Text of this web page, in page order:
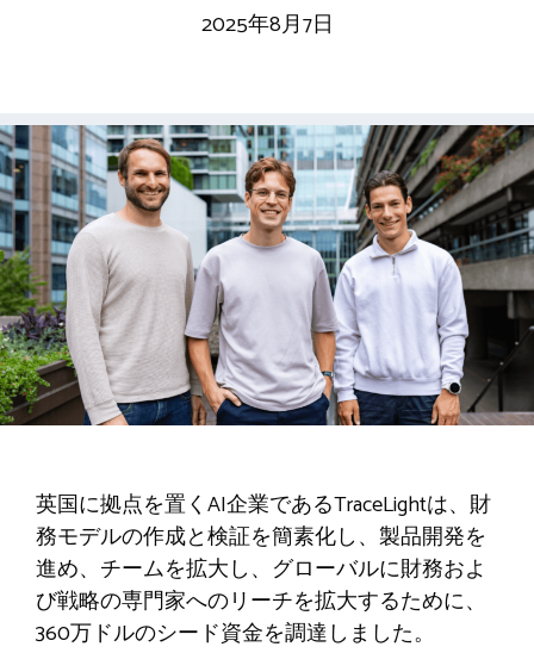
2025年8月7日
英国に拠点を置くAI企業であるTraceLightは、財
務モデルの作成と検証を簡素化し、製品開発を
進め、チームを拡大し、グローバルに財務およ
び戦略の専門家へのリーチを拡大するために、
360万ドルのシード資金を調達しました。